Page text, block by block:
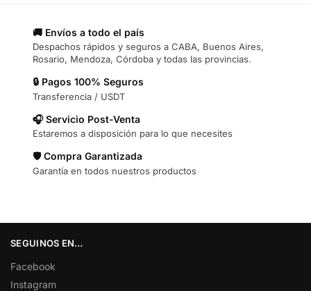
🚚 Envíos a todo el país
Despachos rápidos y seguros a CABA, Buenos Aires,
Rosario, Mendoza, Córdoba y todas las provincias.
🔒 Pagos 100% Seguros
Transferencia / USDT
🎧 Servicio Post-Venta
Estaremos a disposición para lo que necesites
🛡️ Compra Garantizada
Garantía en todos nuestros productos
SEGUINOS EN…
Facebook
Instagram